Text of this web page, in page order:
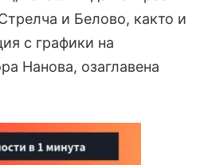
и Белово, както и
с графики на
Нанова, озаглавена